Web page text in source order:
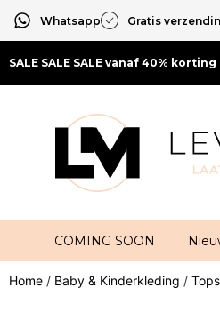
Whatsapp Gratis
SALE SALE SALE vanaf 40% korting
COMING SOON
Home / Baby & Kinderkleding /